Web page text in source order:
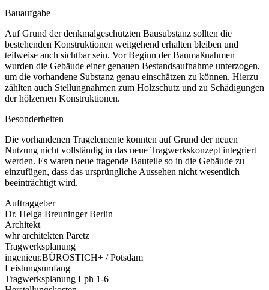
Bauaufgabe
Auf Grund der denkmalgeschützten Bausubstanz sollten die
bestehenden Konstruktionen weitgehend erhalten bleiben und
teilweise auch sichtbar sein. Vor Beginn der Baumaßnahmen
wurden die Gebäude einer genauen Bestandsaufnahme unterzogen,
um die vorhandene Substanz genau einschätzen zu können. Hierzu
zählten auch Stellungnahmen zum Holzschutz und zu Schädigungen
der hölzernen Konstruktionen.
Besonderheiten
Die vorhandenen Tragelemente konnten auf Grund der neuen
Nutzung nicht vollständig in das neue Tragwerkskonzept integriert
werden. Es waren neue tragende Bauteile so in die Gebäude zu
einzufügen, dass das ursprüngliche Aussehen nicht wesentlich
beeinträchtigt wird.
Auftraggeber
Dr. Helga Breuninger Berlin
Architekt
whr architekten Paretz
Tragwerksplanung
ingenieur.BÜROSTICH+ / Potsdam
Leistungsumfang
Tragwerksplanung Lph 1-6